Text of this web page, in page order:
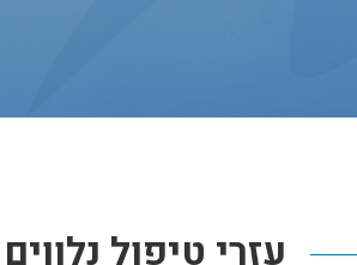
עזרי טיפול נלווים